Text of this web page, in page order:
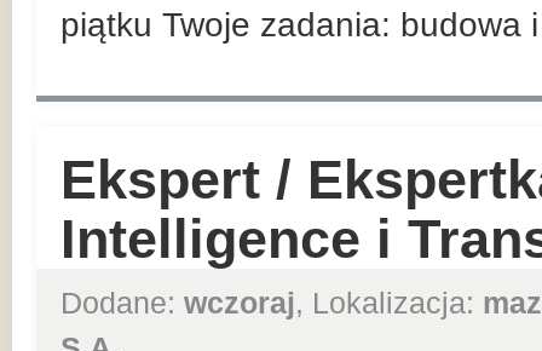
piątku Twoje zadania: budowa
Ekspert /
Intelligence i
Dodane: wczoraj, Lokalizacja: